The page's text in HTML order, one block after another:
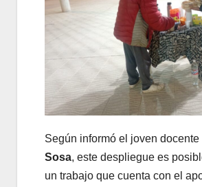
Según informó el joven docente
Sosa, este despliegue es
un trabajo que cuenta con el